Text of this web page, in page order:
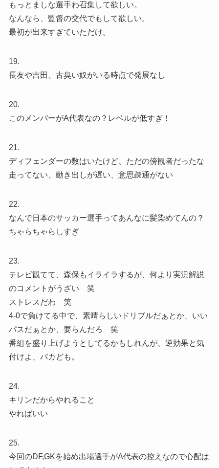
もっとましな選手わ召集して欲しい。
なんなら、監督の交代でもして欲しい。
最初が出来すぎていただけ。
19.
長友や吉田、古臭い奴がいる時点で発展なし
20.
このメンバーがA代表なの？レベルが低すぎ！
21.
ディフェンダーの数はいたけど、ただの傍観者だったな
走ってない、動き出しが遅い、意思疎通がない
22.
なんで日本のサッカー選手ってあんなに髪染めてんの？
ちゃらちゃらしすぎ
23.
テレビ観てて、森保もイライラするが、何より実況解説
のコメントがうざい 笑
ストレスだわ 笑
4-0で負けてる中で、素晴らしいドリブルだぁとか、いい
パスだぁとか、要らんだろ 笑
番組を盛り上げようとしてるかもしれんが、逆効果と気
付けよ、バカども。
24.
キリンだからやれること
やればいい
25.
今回のDF,GKを始め出場選手がA代表の控えなので心配は